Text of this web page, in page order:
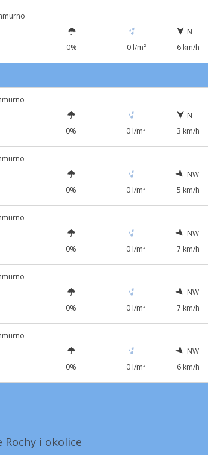
0% 0 l/m²
N
6 km/h
0% 0 l/m²
N
3 km/h
0% 0 l/m²
NW
5 km/h
0% 0 l/m²
NW
7 km/h
0% 0 l/m²
NW
7 km/h
0% 0 l/m²
NW
6 km/h
i okolice